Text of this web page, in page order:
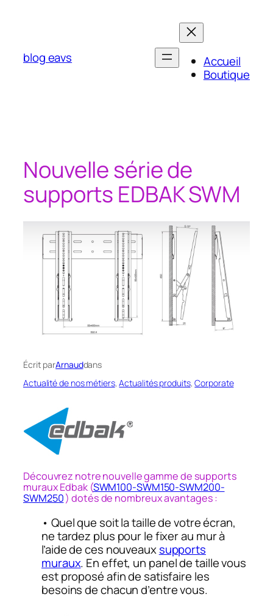
blog eavs
Accueil
Boutique
Nouvelle série de
supports EDBAK SWM
Écrit parArnauddans
Actualité de nos métiers, Actualités produits, Corporate
Découvrez notre nouvelle gamme de supports
muraux Edbak (SWM100-SWM150-SWM200-
SWM250) dotés de nombreux avantages :
• Quel que soit la taille de votre écran,
ne tardez plus pour le fixer au mur à
l’aide de ces nouveauxsupports
muraux. En effet, un panel de taille vous
est proposé afin de satisfaire les
besoins de chacun d’entre vous.